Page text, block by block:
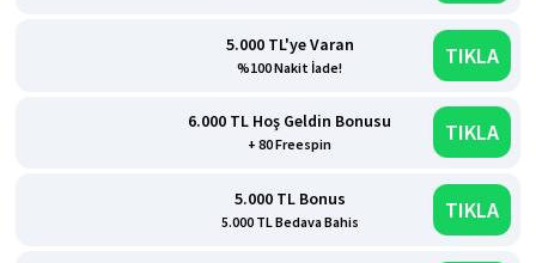
5.000 TL'ye Varan
%100 Nakit İade! TIKLA
6.000 TL Hoş Geldin Bonusu
+ 80 Freespin TIKLA
5.000 TL Bonus
5.000 TL Bedava Bahis TIKLA